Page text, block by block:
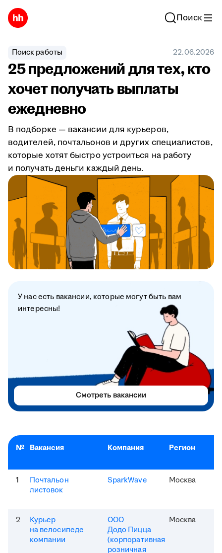
Поиск
Поиск работы 22.06.2026
25 предложений для тех, кто
хочет получать выплаты
ежедневно
В подборке — вакансии для курьеров,
водителей, почтальонов и других специалистов,
которые хотят быстро устроиться на работу
и получать деньги каждый день.
№ Вакансия Компания Регион
1
Почтальон
листовок
SparkWave Москва
2
Курьер
на велосипеде
компании
ООО
Додо Пицца
(корпоративная
розничная
Москва
У нас есть вакансии, которые могут быть вам
интересны!
Смотреть вакансии